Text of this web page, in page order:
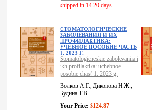
shipped in 14-20 days
СТОМАТОЛОГИЧЕСКИЕ
ЗАБОЛЕВАНИЯ И ИХ
ПРОФИЛАКТИКА:
УЧЕБНОЕ ПОСОБИЕ ЧАСТЬ
1. 2023 Г.
Stomatologicheskie zabolevaniia i
ikh profilaktika: uchebnoe
posobie chast' 1. 2023 g.
Волков А.Г., Дикопова Н.Ж.,
Будина Т.В
Your Price: $124.87